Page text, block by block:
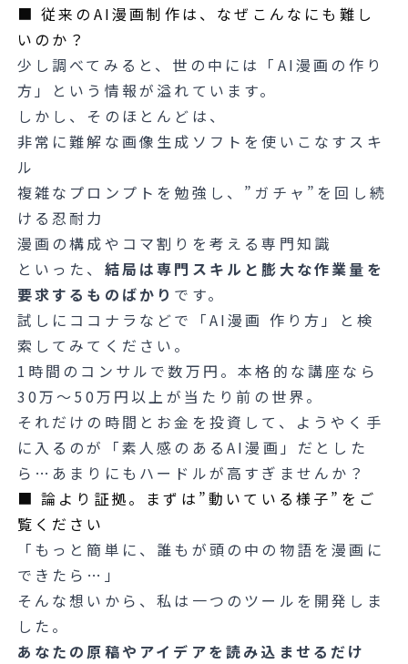
■ 従来のAI漫画制作は、なぜこんなにも難し
いのか？
少し調べてみると、世の中には「AI漫画の作り
方」という情報が溢れています。
しかし、そのほとんどは、
非常に難解な画像生成ソフトを使いこなすスキ
ル
複雑なプロンプトを勉強し、”ガチャ”を回し続
ける忍耐力
漫画の構成やコマ割りを考える専門知識
といった、 結局は専門スキルと膨大な作業量を
要求するものばかり です。
試しにココナラなどで「AI漫画 作り方」と検
索してみてください。
1時間のコンサルで数万円。本格的な講座なら
30万～50万円以上が当たり前の世界。
それだけの時間とお金を投資して、ようやく手
に入るのが「素人感のあるAI漫画」だとした
ら…あまりにもハードルが高すぎませんか？
■ 論より証拠。まずは”動いている様子”をご
覧ください
「もっと簡単に、誰もが頭の中の物語を漫画に
できたら…」
そんな想いから、私は一つのツールを開発しま
した。
あなたの原稿やアイデアを読み込ませるだけ